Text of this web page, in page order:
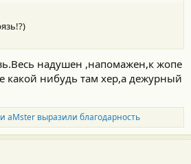
надушен ,напомажен,к жопе
какой нибудь там хер,а дежурный
aMsterвыразили благодарность